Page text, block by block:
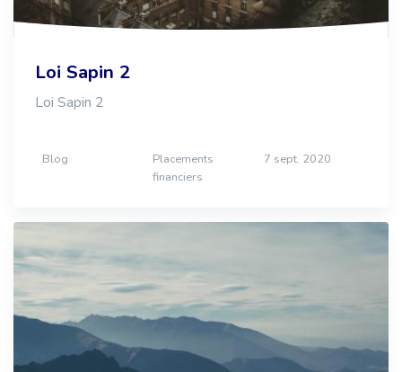
Loi Sapin 2
Loi Sapin 2
Blog
Placements
financiers
7 sept. 2020